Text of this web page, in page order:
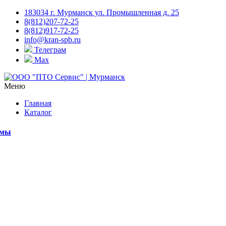
183034 г. Мурманск ул. Промышленная д. 25
8(812)207-72-25
8(812)917-72-25
info@kran-spb.ru
Телеграм
Max
Меню
Главная
Каталог